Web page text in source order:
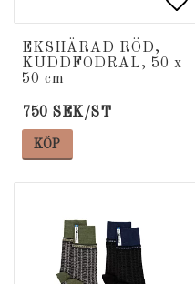
EKSHÄRAD RÖD,
KUDDFODRAL, 50 x
50 cm
750 SEK/ST
KÖP